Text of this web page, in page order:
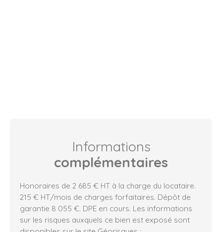
Informations
complémentaires
Honoraires de 2 685 € HT à la charge du locataire.
215 € HT/mois de charges forfaitaires. Dépôt de
garantie 8 055 €. DPE en cours. Les informations
sur les risques auxquels ce bien est exposé sont